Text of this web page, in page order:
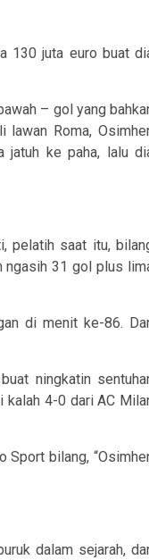
130 juta euro buat
– gol yang
lawan Roma,
jatuh ke paha, lalu
pelatih saat itu,
ngasih 31 gol plus
di menit ke-86.
ningkatin
kalah 4-0 dari AC
Sport bilang,
dalam sejarah,